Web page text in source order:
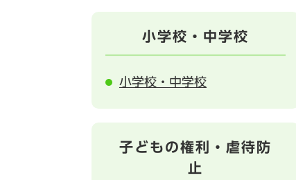
小学校・中学校
小学校・中学校
子どもの権利・虐待防
止